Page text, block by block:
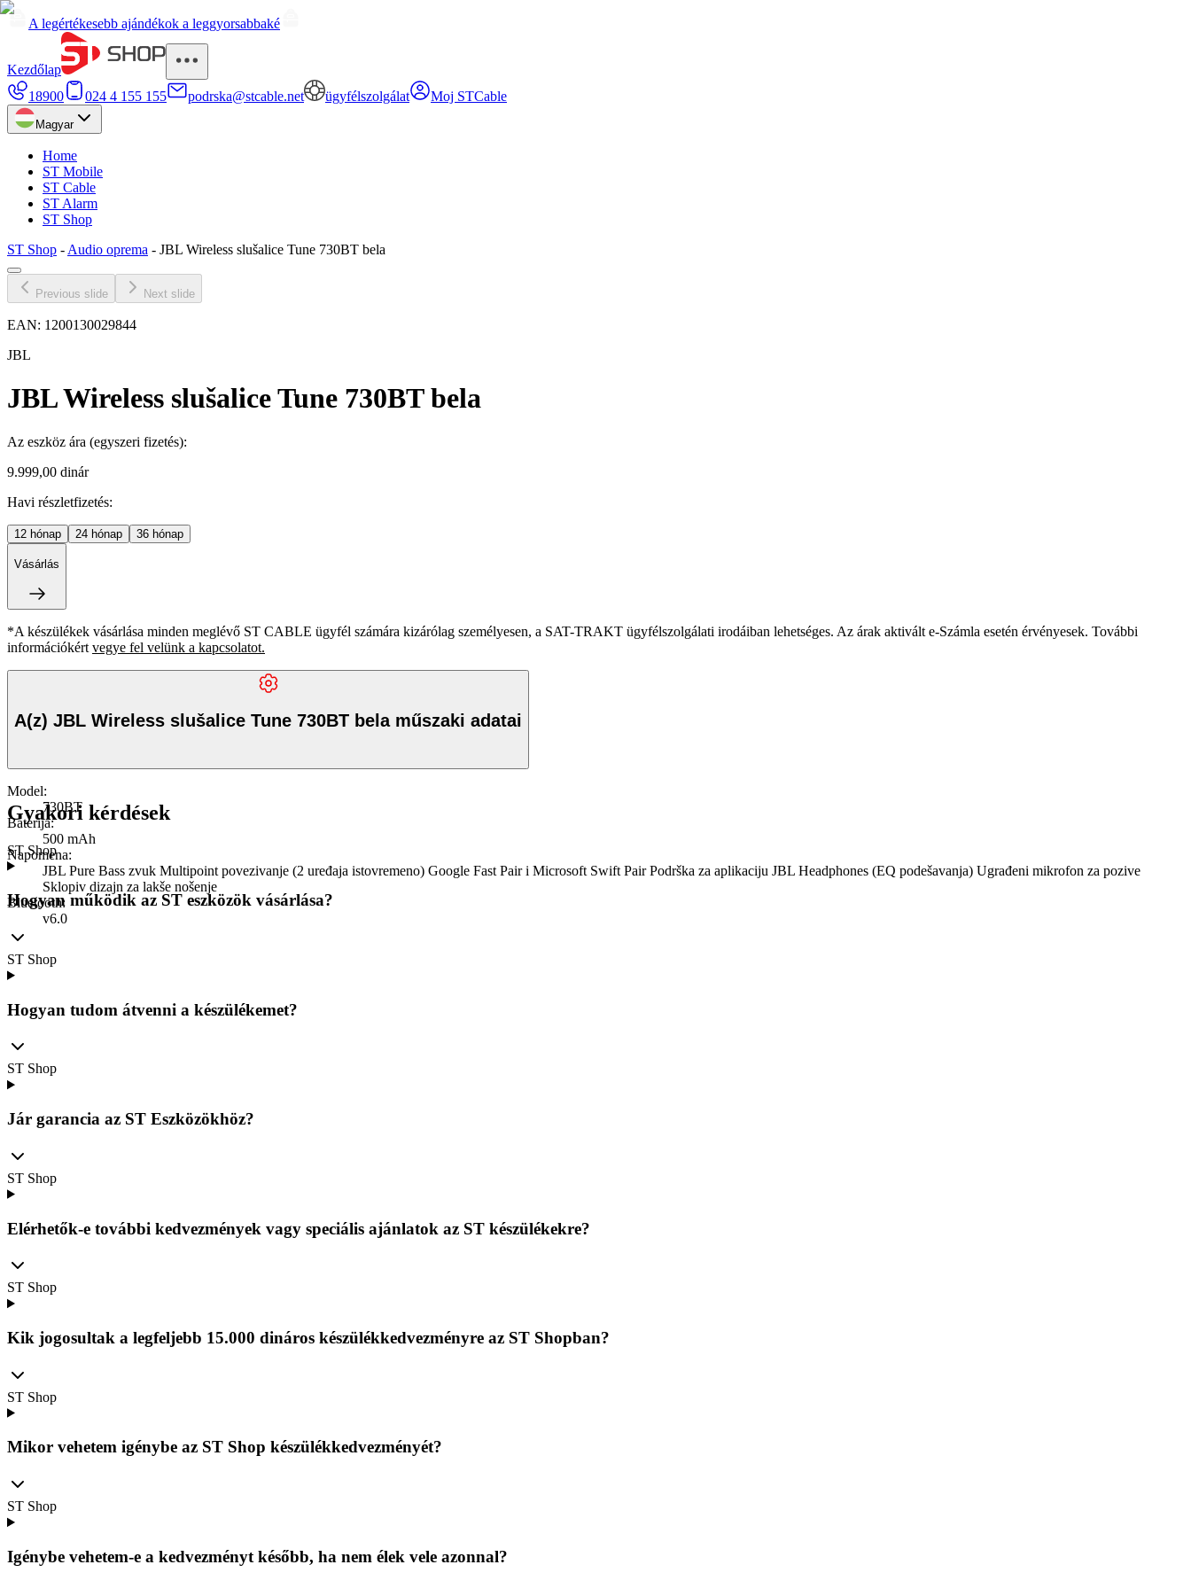
A legértékesebb ajándékok a leggyorsabbaké
Kezdőlap
18900
024 4 155 155 podrska@stcable.net ügyfélszolgálat Moj STCable
Magyar
Home
ST Mobile
ST Cable
ST Alarm
ST Shop
ST Shop - Audio oprema - JBL Wireless slušalice Tune 730BT bela
Previous slide Next slide
EAN: 1200130029844
JBL
JBL Wireless slušalice Tune 730BT bela
Az eszköz ára (egyszeri fizetés):
9.999,00 dinár
Havi részletfizetés:
12 hónap 24 hónap 36 hónap
Vásárlás
*A készülékek vásárlása minden meglévő ST CABLE ügyfél számára kizárólag személyesen, a SAT-TRAKT ügyfélszolgálati irodáiban lehetséges. Az árak aktivált e-Számla esetén érvényesek. További
információkért vegye fel velünk a kapcsolatot.
A(z) JBL Wireless slušalice Tune 730BT bela műszaki adatai
Model:
730BT
Baterija:
500 mAh
Napomena:
JBL Pure Bass zvuk Multipoint povezivanje (2 uređaja istovremeno) Google Fast Pair i Microsoft Swift Pair Podrška za aplikaciju JBL Headphones (EQ podešavanja) Ugrađeni mikrofon za pozive
Sklopiv dizajn za lakše nošenje
Bluetooth:
v6.0
Gyakori kérdések
ST Shop
Hogyan működik az ST eszközök vásárlása?
ST Shop
Hogyan tudom átvenni a készülékemet?
ST Shop
Jár garancia az ST Eszközökhöz?
ST Shop
Elérhetők-e további kedvezmények vagy speciális ajánlatok az ST készülékekre?
ST Shop
Kik jogosultak a legfeljebb 15.000 dináros készülékkedvezményre az ST Shopban?
ST Shop
Mikor vehetem igénybe az ST Shop készülékkedvezményét?
ST Shop
Igénybe vehetem-e a kedvezményt később, ha nem élek vele azonnal?